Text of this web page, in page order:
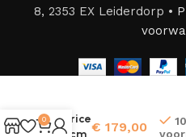
8, 2353 EX Leiderdorp •
Patrice
50 cm € 179,00
0